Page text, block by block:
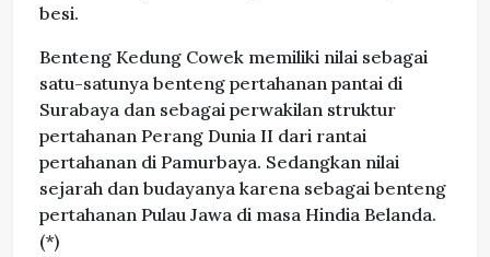
besi.
Benteng Kedung Cowek memiliki nilai sebagai
satu-satunya benteng pertahanan pantai di
Surabaya dan sebagai perwakilan struktur
pertahanan Perang Dunia II dari rantai
pertahanan di Pamurbaya. Sedangkan nilai
sejarah dan budayanya karena sebagai benteng
pertahanan Pulau Jawa di masa Hindia Belanda.
(*)